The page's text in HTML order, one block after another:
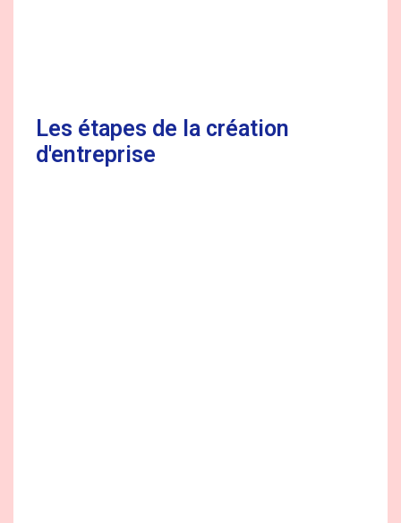
Les étapes de la création
d'entreprise